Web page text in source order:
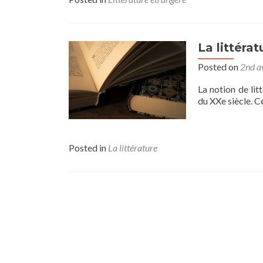
La
Posted on 2nd
La notion de
du XXe siècle.
Posted in La littérature